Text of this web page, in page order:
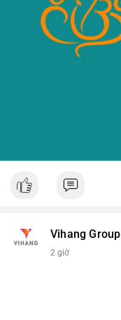
Vihang Group
2 giờ